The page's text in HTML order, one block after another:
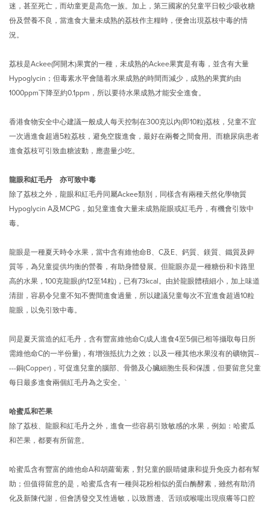
迷，甚至死亡，而幼童更是高危一族。加上，第三國家的兒童平日較少吸收糖
份及營養不良，當進食大量未成熟的荔枝作主糧時，便會出現荔枝中毒的情
況。
荔枝是Ackee(阿開木)果實的一種，未成熟的Ackee果實是有毒，並含有大量
Hypoglycin；但毒素水平會隨着水果成熟的時間而減少，成熟的果實約由
1000ppm下降至約0.1ppm，所以要待水果成熟才能安全進食。
香港食物安全中心建議一般成人每天控制在300克以內(即10粒)荔枝，兒童不宜
一次過進食超過5粒荔枝，避免空腹進食，最好在兩餐之間食用。而糖尿病患者
進食荔枝可引致血糖波動，應盡量少吃。
龍眼和紅毛丹
亦可致中毒
除了荔枝之外，龍眼和紅毛丹同屬Ackee類別，同樣含有兩種天然化學物質
Hypoglycin A及MCPG，如兒童進食大量未成熟龍眼或紅毛丹，有機會引致中
毒。
龍眼是一種夏天時令水果，當中含有維他命B、C及E、鈣質、鎂質、鐵質及鉀
質等，為兒童提供均衡的營養，有助身體發展。但龍眼亦是一種糖份和卡路里
高的水果，100克龍眼(約12至14粒)，已有73kcal。由於龍眼體積細小，加上味道
清甜，容易令兒童不知不覺間進食過量，所以建議兒童每次不宜進食超過10粒
龍眼，以免引致中毒。
同是夏天當造的紅毛丹，含有豐富維他命C(成人進食4至5個已相等攝取每日所
需維他命C的一半份量)，有增強抵抗力之效；以及一種其他水果沒有的礦物質--
---銅(Copper)，可促進兒童的腦部、骨骼及心臟細胞生長和保護，但要留意兒童
每日最多進食兩個紅毛丹為之安全。`
哈蜜瓜和芒果
除了荔枝、龍眼和紅毛丹之外，進食一些容易引致敏感的水果，例如：哈蜜瓜
和芒果，都要有所留意。
哈蜜瓜含有豐富的維他命A和胡蘿蔔素，對兒童的眼睛健康和提升免疫力都有幫
助；但值得留意的是，哈蜜瓜含有一種與花粉相似的蛋白酶酵素，雖然有助消
化及新陳代謝，但會誘發交叉性過敏，以致唇邊、舌頭或喉嚨出現痕癢等口腔